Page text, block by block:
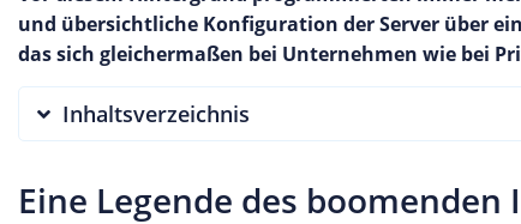
und übersichtliche Konfiguration der Server über
das sich gleichermaßen bei Unternehmen wie bei
Inhaltsverzeichnis
Eine Legende des